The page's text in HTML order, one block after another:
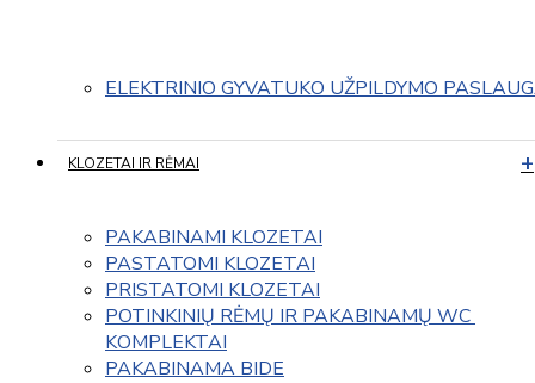
ELEKTRINIO GYVATUKO UŽPILDYMO
KLOZETAI IR RĖMAI
PAKABINAMI KLOZETAI
PASTATOMI KLOZETAI
PRISTATOMI KLOZETAI
POTINKINIŲ RĖMŲ IR PAKABINAMŲ WC
KOMPLEKTAI
PAKABINAMA BIDE